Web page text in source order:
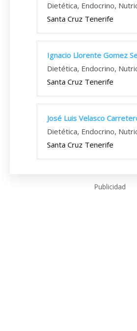
Dietética, Endocrino,
Santa Cruz Tenerife
Ignacio Llorente Gomez
Dietética, Endocrino,
Santa Cruz Tenerife
José Luis Velasco
Dietética, Endocrino,
Santa Cruz Tenerife
Publicidad